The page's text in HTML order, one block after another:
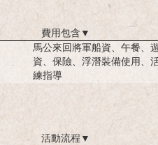
費用包含▼
馬公來回將軍船資、午餐、
資、保險、浮潛裝備使用、
練指導
活動流程 ▼